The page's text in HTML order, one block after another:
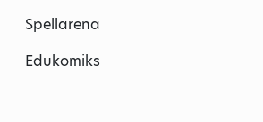
Spellarena
Edukomiks